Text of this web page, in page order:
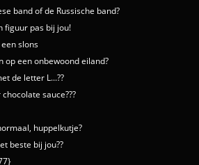
band of de Russische band?
figuur pas bij jou!
slons
op een onbewoond eiland?
de letter L...??
sauce???
huppelkutje?
beste bij jou??